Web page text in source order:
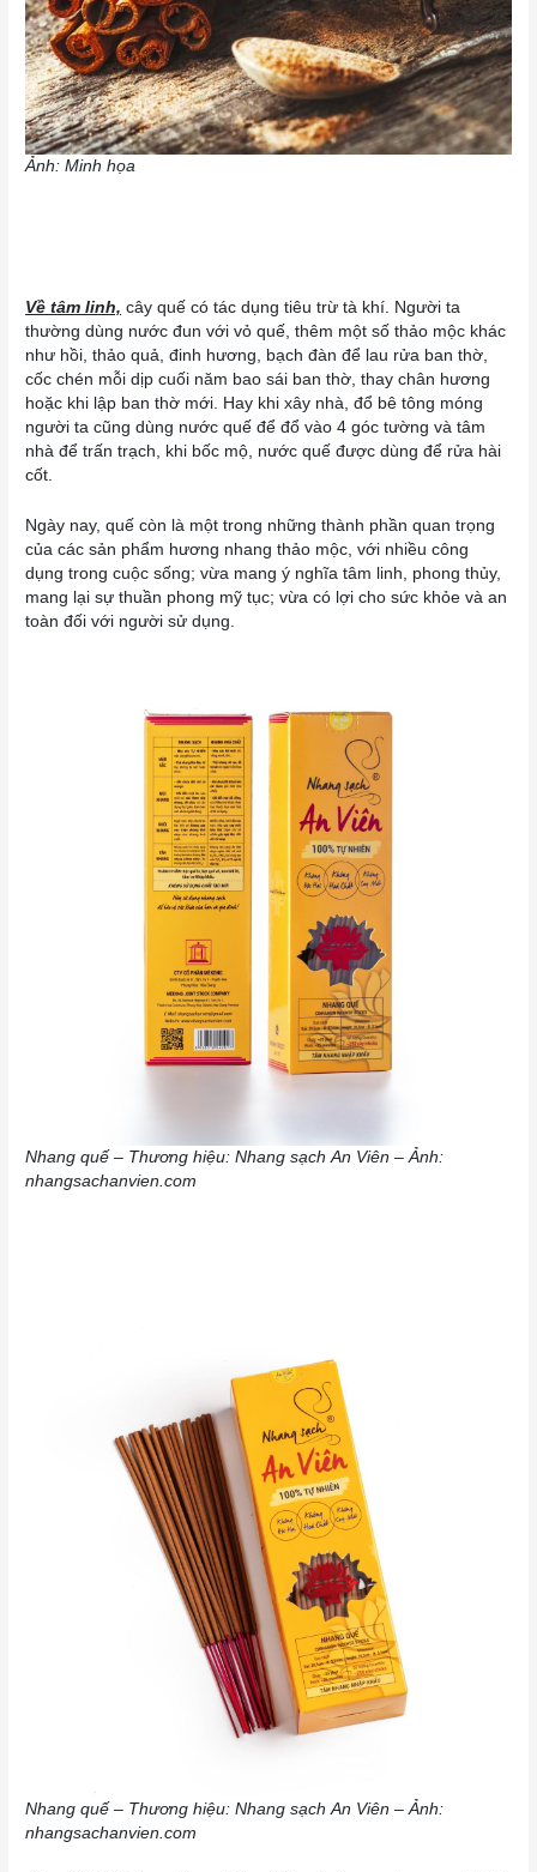
Ảnh: Minh họa
Về tâm linh, cây quế có tác dụng tiêu trừ tà khí. Người ta
thường dùng nước đun với vỏ quế, thêm một số thảo mộc khác
như hồi, thảo quả, đinh hương, bạch đàn để lau rửa ban thờ,
cốc chén mỗi dịp cuối năm bao sái ban thờ, thay chân hương
hoặc khi lập ban thờ mới. Hay khi xây nhà, đổ bê tông móng
người ta cũng dùng nước quế để đổ vào 4 góc tường và tâm
nhà để trấn trạch, khi bốc mộ, nước quế được dùng để rửa hài
cốt.
Ngày nay, quế còn là một trong những thành phần quan trọng
của các sản phẩm hương nhang thảo mộc, với nhiều công
dụng trong cuộc sống; vừa mang ý nghĩa tâm linh, phong thủy,
mang lại sự thuần phong mỹ tục; vừa có lợi cho sức khỏe và an
toàn đối với người sử dụng.
Nhang quế – Thương hiệu: Nhang sạch An Viên – Ảnh:
nhangsachanvien.com
Nhang quế – Thương hiệu: Nhang sạch An Viên – Ảnh:
nhangsachanvien.com